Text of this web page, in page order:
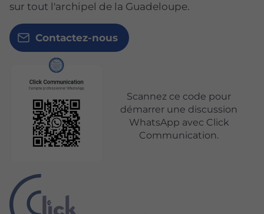
sur tout l'archipel de la Guadeloupe.
Contactez-nous
Scannez ce code pour
démarrer une discussion
WhatsApp avec Click
Communication.